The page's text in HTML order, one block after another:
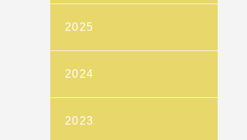
2025
2024
2023